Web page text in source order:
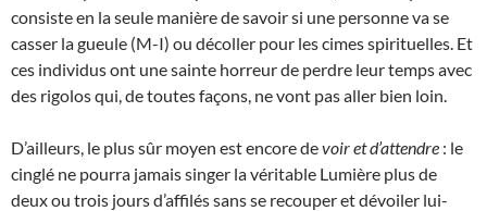
consiste en la seule manière de savoir si une personne va se
casser la gueule (M-I) ou décoller pour les cimes spirituelles. Et
ces individus ont une sainte horreur de perdre leur temps avec
des rigolos qui, de toutes façons, ne vont pas aller bien loin.
D’ailleurs, le plus sûr moyen est encore devoir et d’attendre : le
cinglé ne pourra jamais singer la véritable Lumière plus de
deux ou trois jours d’affilés sans se recouper et dévoiler lui-